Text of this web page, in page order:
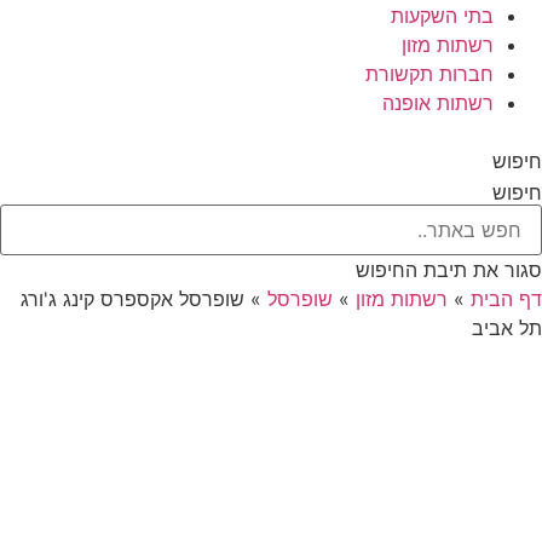
בתי השקעות
רשתות מזון
חברות תקשורת
רשתות אופנה
חיפוש
חיפוש
סגור את תיבת החיפוש
דף הבית » רשתות מזון » שופרסל » שופרסל אקספרס קינג ג'ורג
תל אביב